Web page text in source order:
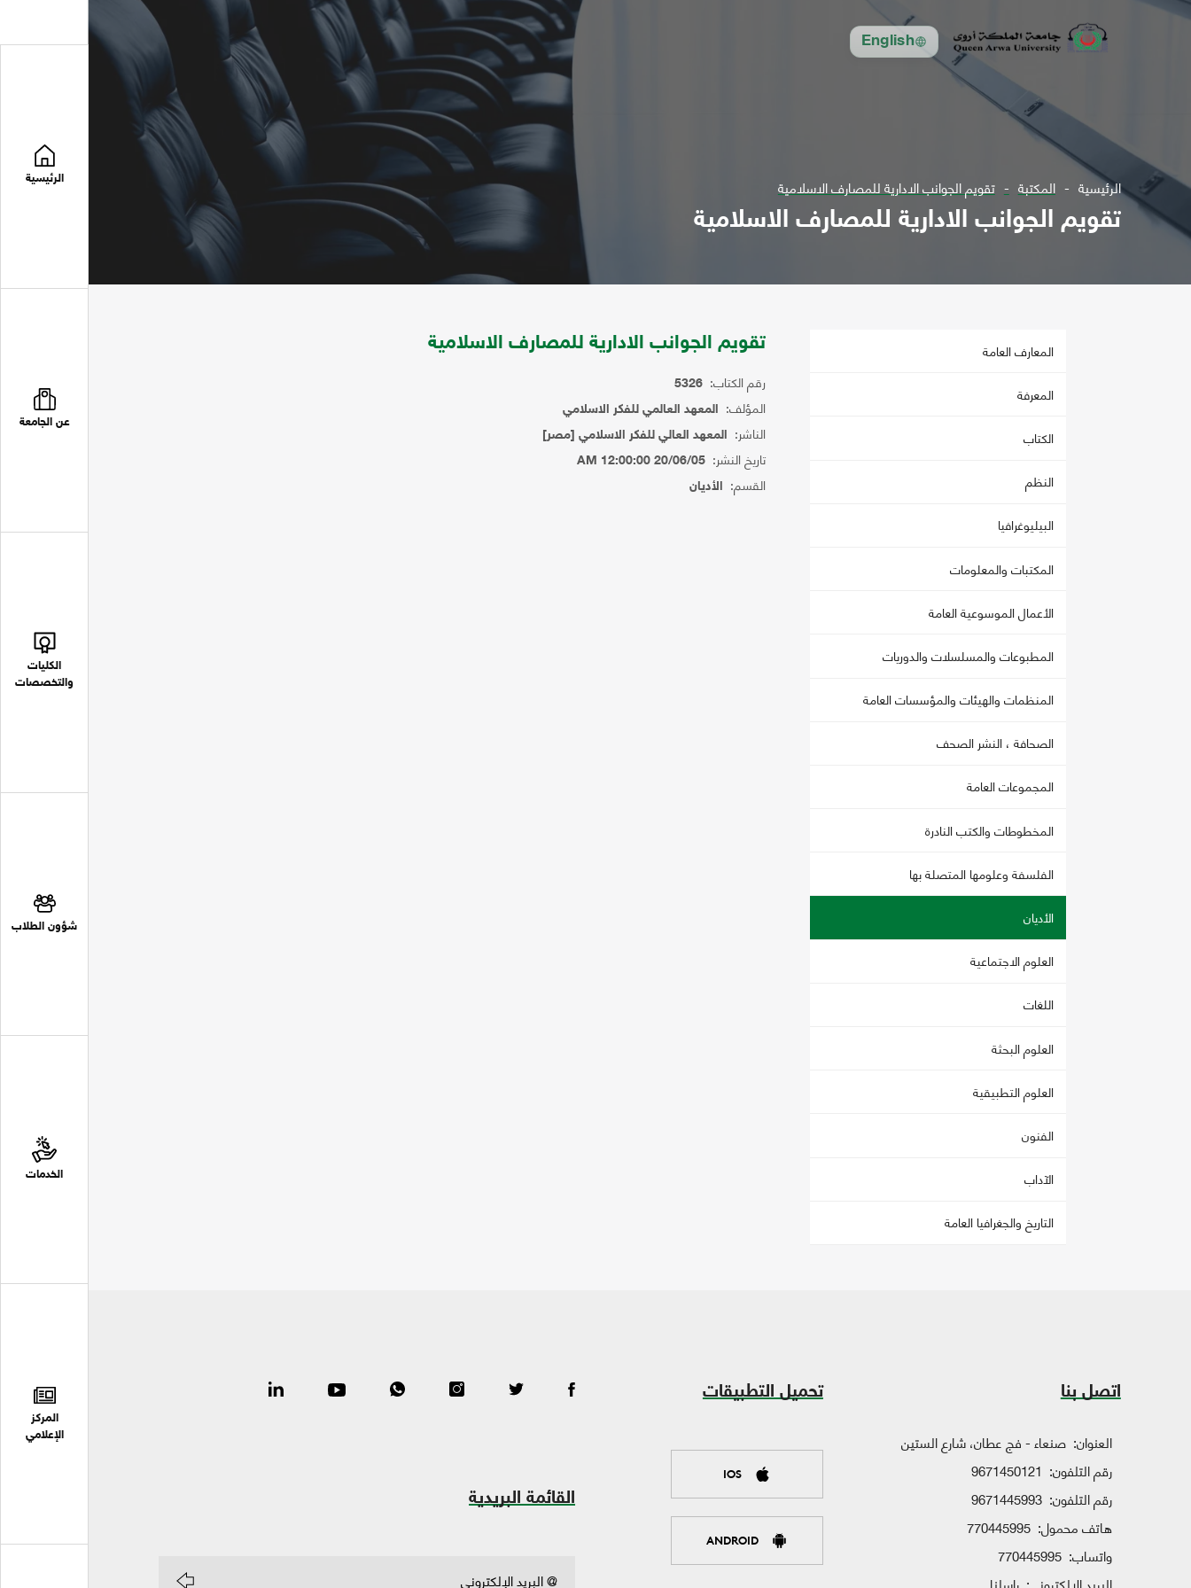
English
الرئيسية
عن الجامعة
الكليات
والتخصصات
شؤون الطلاب
الخدمات
المركز
الإعلامي
الرئيسية المكتبة تقويم الجوانب الادارية للمصارف الاسلامية
تقويم الجوانب الادارية للمصارف الاسلامية
المعارف العامة
المعرفة
الكتاب
النظم
البيليوغرافيا
المكتبات والمعلومات
الأعمال الموسوعية العامة
المطبوعات والمسلسلات والدوريات
المنظمات والهيئات والمؤسسات العامة
الصحافة ، النشر الصحف
المجموعات العامة
المخطوطات والكتب النادرة
الفلسفة وعلومها المتصلة بها
الأديان
العلوم الاجتماعية
اللغات
العلوم البحثة
العلوم التطبيقية
الفنون
الآداب
التاريخ والجغرافيا العامة
تقويم الجوانب الادارية للمصارف الاسلامية
رقم الكتاب: 5326
المؤلف: المعهد العالمي للفكر الاسلامي
الناشر: المعهد العالي للفكر الاسلامي [مصر]
تاريخ النشر: 20/06/05 12:00:00 AM
القسم: الأديان
اتصل بنا
العنوان: صنعاء - فج عطان، شارع الستين
رقم التلفون: 9671450121
رقم التلفون: 9671445993
هاتف محمول: 770445995
واتساب: 770445995
تحميل التطبيقات
IOS
ANDROID
القائمة البريدية